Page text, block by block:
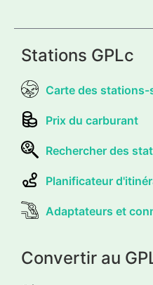
Stations GPLc
Carte des stations-
Prix du carburant
Rechercher des
Planificateur
Adaptateurs et
Convertir au